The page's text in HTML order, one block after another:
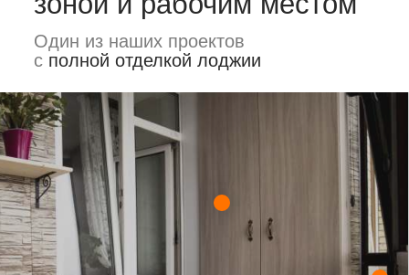
Хочу выразить огромную благодарность
Алексею и его команде за высокий
профессионализм и отличное
исполнение всего цикла
взаимодействия...
Читать полностью
Огромная благодарность организации
ПроБалкон 52 за отличный ремонт!
Работа выполнена качественно и
аккуратно, все договорённости
соблюдены. Специалисты
квалифицированные...
Светлана